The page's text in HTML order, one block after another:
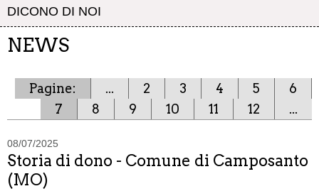
DICONO DI NOI
NEWS
Pagine: ... 2 3 4 5
6
7
8 9 10 11 12 ...
08/07/2025
Storia di dono - Comune di Camposanto
(MO)